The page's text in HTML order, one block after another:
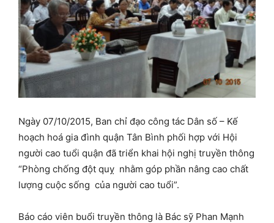
Ngày 07/10/2015, Ban chỉ đạo công tác Dân số – Kế
hoạch hoá gia đình quận Tân Bình phối hợp với Hội
người cao tuổi quận đã triển khai hội nghị truyền thông
“Phòng chống đột quỵ nhằm góp phần nâng cao chất
lượng cuộc sống của người cao tuổi”.
Báo cáo viên buổi truyền thông là Bác sỹ Phan Mạnh